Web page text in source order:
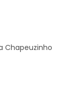
Chapeuzinho